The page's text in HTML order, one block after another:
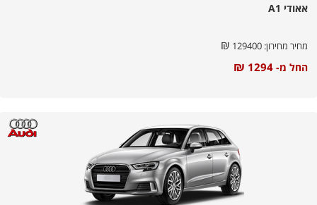
אאודי A1
מחיר מחירון: ₪
החל מ- ₪